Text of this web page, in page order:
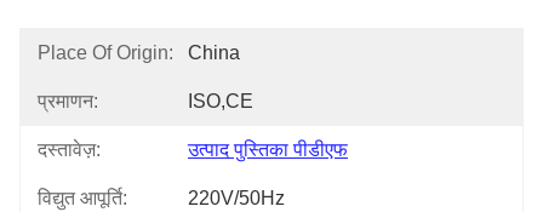
Place Of Origin: China
प्रमाणन: ISO,CE
दस्तावेज़: उत्पाद पुस्तिका पीडीएफ
विद्युत आपूर्ति: 220V/50Hz